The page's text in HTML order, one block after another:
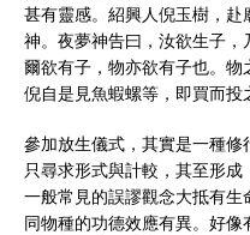
甚有靈感。紹興人倪玉樹，
神。夜夢神告曰，汝欲生子，
爾欲有子，物亦欲有子也。物
倪自是見魚蝦螺等，即買而投
參加放生儀式，其實是一種
只尋求形式與計較，其至形成
一般常見的誤謬觀念大抵有
同物種的功德效應有異。好